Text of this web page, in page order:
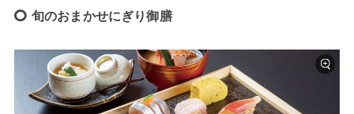
旬のおまかせにぎり御膳